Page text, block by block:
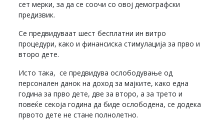
сет мерки, за да се соочи со овој демографски
предизвик.
Се предвидуваат шест бесплатни ин витро
процедури, како и финансиска стимулација за прво и
второ дете.
Исто така, се предвидува ослободување од
персонален данок на доход за мајките, како една
година за прво дете, две за второ, а за трето и
повеќе секоја година да биде ослободена, се додека
првото дете не стане полнолетно.